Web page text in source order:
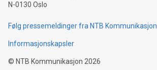
N-0130 Oslo
Følg pressemeldinger fra NTB
Informasjonskapsler
© NTB Kommunikasjon 2026